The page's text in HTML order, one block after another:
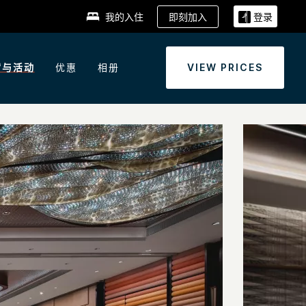
我的入住 即刻加入 登录
活动 优惠 相册 VIEW PRICES